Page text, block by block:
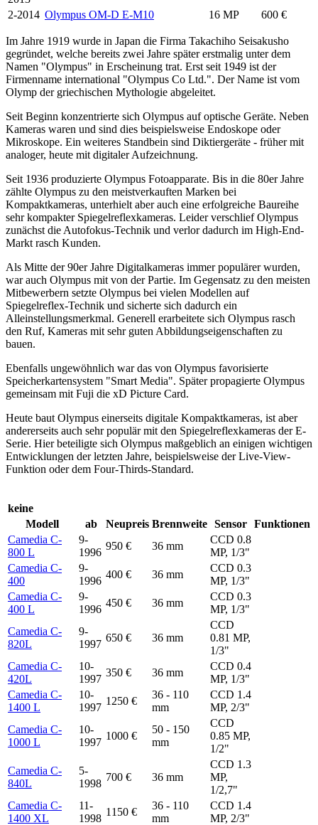
2-2014 Olympus OM-D E-M10 16 MP 600 €
Im Jahre 1919 wurde in Japan die Firma Takachiho Seisakusho
gegründet, welche bereits zwei Jahre später erstmalig unter dem
Namen "Olympus" in Erscheinung trat. Erst seit 1949 ist der
Firmenname international "Olympus Co Ltd.". Der Name ist vom
Olymp der griechischen Mythologie abgeleitet.
Seit Beginn konzentrierte sich Olympus auf optische Geräte. Neben
Kameras waren und sind dies beispielsweise Endoskope oder
Mikroskope. Ein weiteres Standbein sind Diktiergeräte - früher mit
analoger, heute mit digitaler Aufzeichnung.
Seit 1936 produzierte Olympus Fotoapparate. Bis in die 80er Jahre
zählte Olympus zu den meistverkauften Marken bei
Kompaktkameras, unterhielt aber auch eine erfolgreiche Baureihe
sehr kompakter Spiegelreflexkameras. Leider verschlief Olympus
zunächst die Autofokus-Technik und verlor dadurch im High-End-
Markt rasch Kunden.
Als Mitte der 90er Jahre Digitalkameras immer populärer wurden,
war auch Olympus mit von der Partie. Im Gegensatz zu den meisten
Mitbewerbern setzte Olympus bei vielen Modellen auf
Spiegelreflex-Technik und sicherte sich dadurch ein
Alleinstellungsmerkmal. Generell erarbeitete sich Olympus rasch
den Ruf, Kameras mit sehr guten Abbildungseigenschaften zu
bauen.
Ebenfalls ungewöhnlich war das von Olympus favorisierte
Speicherkartensystem "Smart Media". Später propagierte Olympus
gemeinsam mit Fuji die xD Picture Card.
Heute baut Olympus einerseits digitale Kompaktkameras, ist aber
andererseits auch sehr populär mit den Spiegelreflexkameras der E-
Serie. Hier beteiligte sich Olympus maßgeblich an einigen wichtigen
Entwicklungen der letzten Jahre, beispielsweise der Live-View-
Funktion oder dem Four-Thirds-Standard.
keine
Modell
ab Neupreis Brennweite Sensor Funktionen
Camedia C-
800 L
9-
1996
950 € 36 mm
CCD 0.8
MP, 1/3"
Camedia C-
400
9-
1996
400 € 36 mm
CCD 0.3
MP, 1/3"
Camedia C-
400 L
9-
1996
450 € 36 mm
CCD 0.3
MP, 1/3"
Camedia C-
820L
9-
1997
650 € 36 mm
CCD
0.81 MP,
1/3"
Camedia C-
420L
10-
1997
350 € 36 mm
CCD 0.4
MP, 1/3"
Camedia C-
1400 L
10-
1997
1250 €
36 - 110
mm
CCD 1.4
MP, 2/3"
Camedia C-
1000 L
10-
1997
1000 €
50 - 150
mm
CCD
0.85 MP,
1/2"
Camedia C-
840L
5-
1998
700 € 36 mm
CCD 1.3
MP,
1/2,7"
Camedia C-
1400 XL
11-
1998
1150 €
36 - 110
mm
CCD 1.4
MP, 2/3"